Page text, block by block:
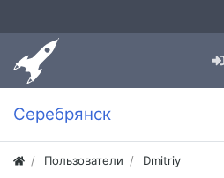
Серебрянск
Пользователи Dmitriy